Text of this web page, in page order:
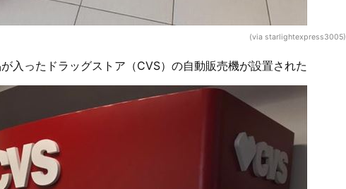
(via starlightexpress3005)
入ったドラッグストア（CVS）の自動販売機が設置された